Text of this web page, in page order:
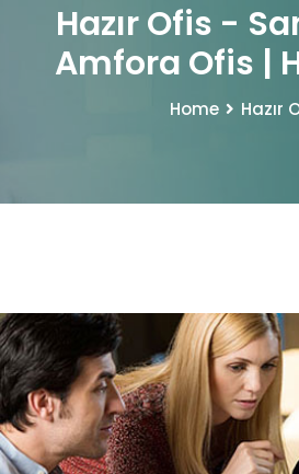
Hazır Ofis -
Amfora Ofis |
Home Hazır